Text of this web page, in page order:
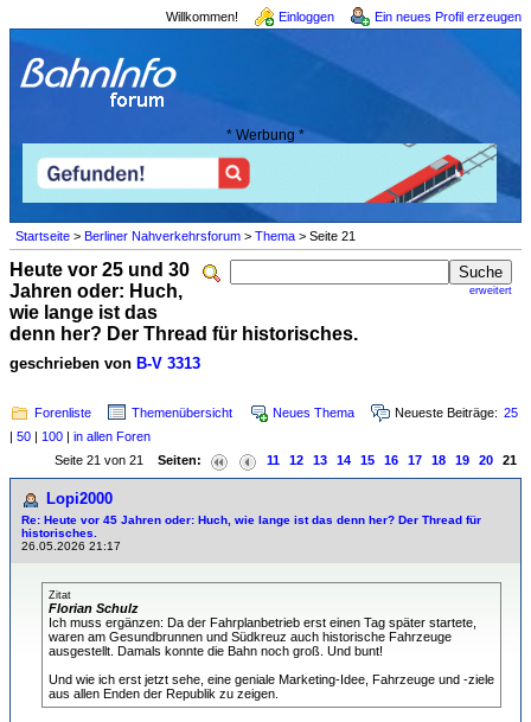
Willkommen! Einloggen Ein neues Profil erzeugen
* Werbung *
Startseite > Berliner Nahverkehrsforum > Thema > Seite 21
erweitert
Heute vor 25 und 30
Jahren oder: Huch,
wie lange ist das
denn her? Der Thread für historisches.
geschrieben von B-V 3313
Forenliste Themenübersicht Neues Thema Neueste Beiträge: 25
| 50 | 100 | in allen Foren
Seite 21 von 21 Seiten: 11 12 13 14 15 16 17 18 19 20 21
Lopi2000
Re: Heute vor 45 Jahren oder: Huch, wie lange ist das denn her? Der Thread für
historisches.
26.05.2026 21:17
Zitat
Florian Schulz
Ich muss ergänzen: Da der Fahrplanbetrieb erst einen Tag später startete,
waren am Gesundbrunnen und Südkreuz auch historische Fahrzeuge
ausgestellt. Damals konnte die Bahn noch groß. Und bunt!
Und wie ich erst jetzt sehe, eine geniale Marketing-Idee, Fahrzeuge und -ziele
aus allen Enden der Republik zu zeigen.